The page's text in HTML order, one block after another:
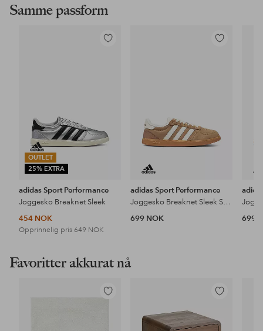
Samme passform
OUTLET
25% EXTRA
Legg
adidas Sport Performance
Joggesko Breaknet Sleek
454 NOK
Opprinnelig pris 649 NOK
Legg
adidas Sport Performance
Joggesko Breaknet Sleek Suede
699 NOK
699
Favoritter akkurat nå
Legg
Legg
favoritter